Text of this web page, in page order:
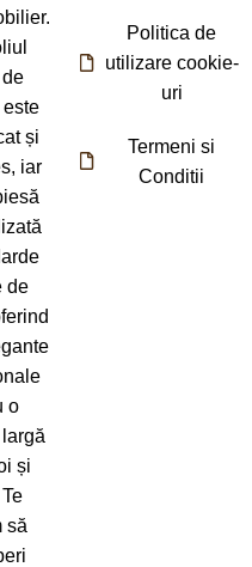
este
și
iar
de
o
și
să
Politica de
utilizare cookie-
uri
Termeni si
Conditii